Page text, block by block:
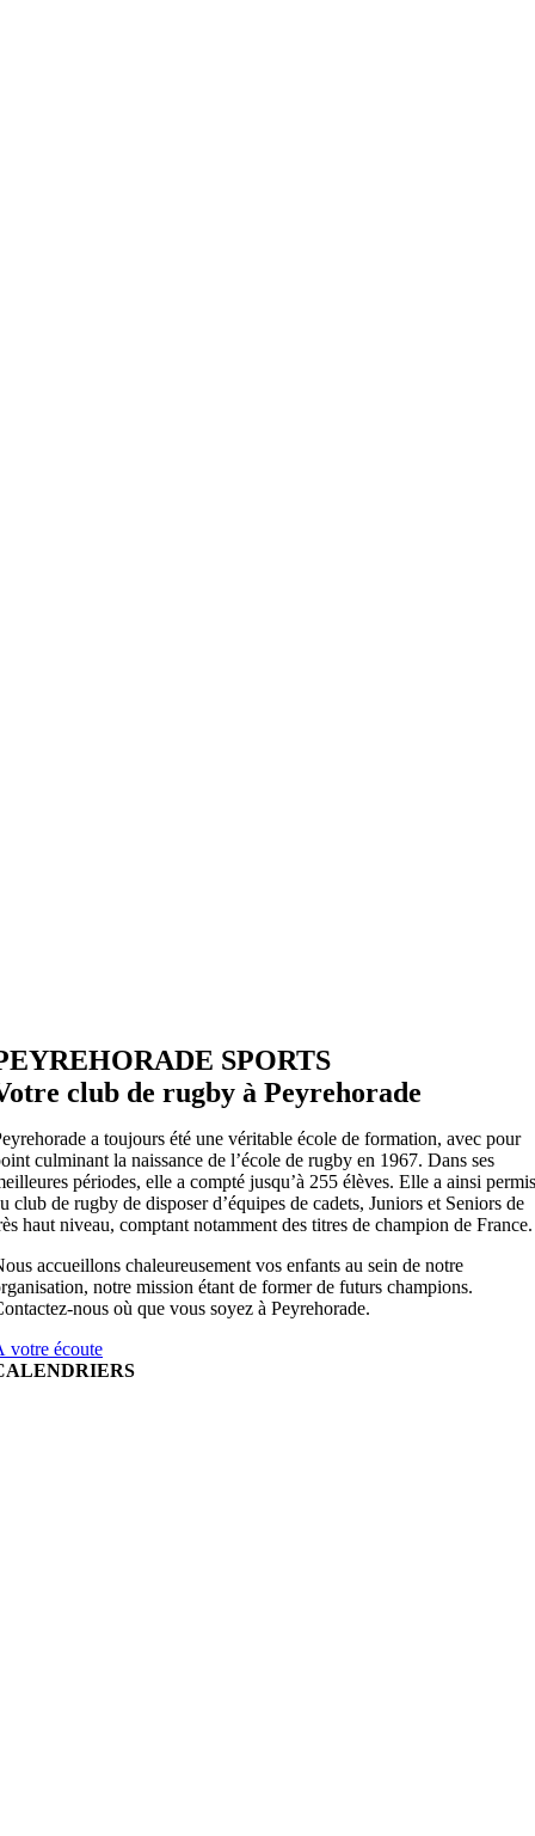
SPORTS
club de rugby à Peyrehorade
a toujours été une véritable école de formation, avec pour
culminant la naissance de l’école de rugby en 1967. Dans ses
périodes, elle a compté jusqu’à 255 élèves. Elle a ainsi permis
club de rugby de disposer d’équipes de cadets, Juniors et Seniors de
haut niveau, comptant notamment des titres de champion de France.
accueillons chaleureusement vos enfants au sein de notre
notre mission étant de former de futurs champions.
nous où que vous soyez à Peyrehorade.
votre écoute